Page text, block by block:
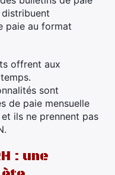
paie au format
offrent aux
sont
de paie mensuelle
ils ne prennent pas
: une